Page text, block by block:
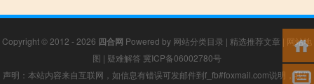
Copyright © 2012 - 2026 四合网 Powered by 网站分类目录 | 精选推荐文章 | 网站地
图 | 疑难解答 冀ICP备06002780号
声明：本站内容来自互联网，如信息有错误可发邮件到f_fb#foxmail.com说明，我们